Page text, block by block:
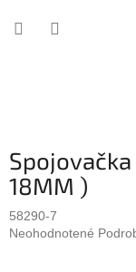
18MM )
58290-7
Priemerné
Neohodnotené